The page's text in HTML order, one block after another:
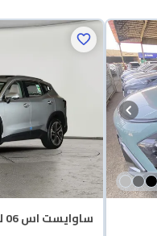
ساوايست اس 06 لاكجري 2026